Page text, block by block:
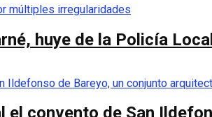
huye de la Policía